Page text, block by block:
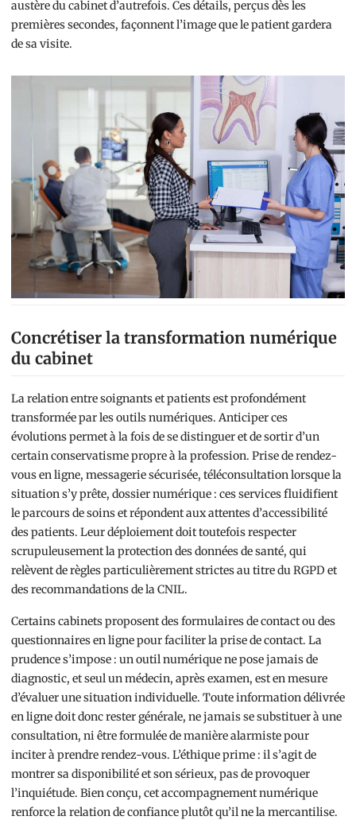
austère du cabinet d’autrefois. Ces détails, perçus dès les
premières secondes, façonnent l’image que le patient gardera
de sa visite.
Concrétiser la transformation numérique
du cabinet
La relation entre soignants et patients est profondément
transformée par les outils numériques. Anticiper ces
évolutions permet à la fois de se distinguer et de sortir d’un
certain conservatisme propre à la profession. Prise de rendez-
vous en ligne, messagerie sécurisée, téléconsultation lorsque la
situation s’y prête, dossier numérique : ces services fluidifient
le parcours de soins et répondent aux attentes d’accessibilité
des patients. Leur déploiement doit toutefois respecter
scrupuleusement la protection des données de santé, qui
relèvent de règles particulièrement strictes au titre du RGPD et
des recommandations de la CNIL.
Certains cabinets proposent des formulaires de contact ou des
questionnaires en ligne pour faciliter la prise de contact. La
prudence s’impose : un outil numérique ne pose jamais de
diagnostic, et seul un médecin, après examen, est en mesure
d’évaluer une situation individuelle. Toute information délivrée
en ligne doit donc rester générale, ne jamais se substituer à une
consultation, ni être formulée de manière alarmiste pour
inciter à prendre rendez-vous. L’éthique prime : il s’agit de
montrer sa disponibilité et son sérieux, pas de provoquer
l’inquiétude. Bien conçu, cet accompagnement numérique
renforce la relation de confiance plutôt qu’il ne la mercantilise.